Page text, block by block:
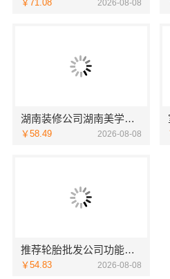
￥71.08 2026-08-08
湖南装修公司湖南美学筑家建材老房翻新靠谱吗
￥58.49 2026-08-08
推荐轮胎批发公司功能，湖北省腾冠畅更全
￥54.83 2026-08-08